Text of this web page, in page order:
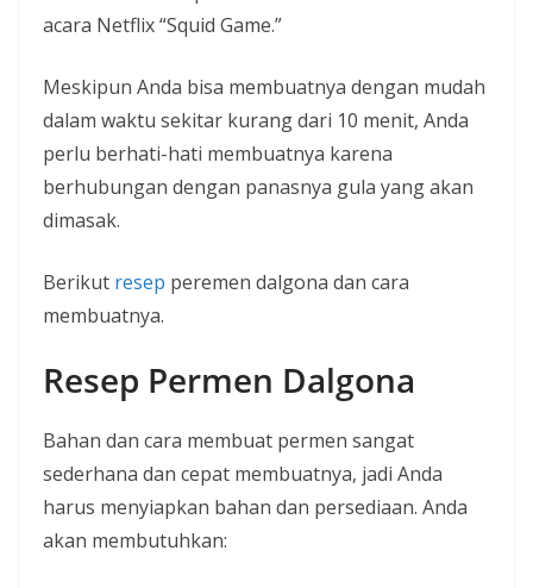
acara Netflix “Squid Game.”
Meskipun Anda bisa membuatnya dengan mudah
dalam waktu sekitar kurang dari 10 menit, Anda
perlu berhati-hati membuatnya karena
berhubungan dengan panasnya gula yang akan
dimasak.
Berikut resep peremen dalgona dan cara
membuatnya.
Resep Permen Dalgona
Bahan dan cara membuat permen sangat
sederhana dan cepat membuatnya, jadi Anda
harus menyiapkan bahan dan persediaan. Anda
akan membutuhkan: